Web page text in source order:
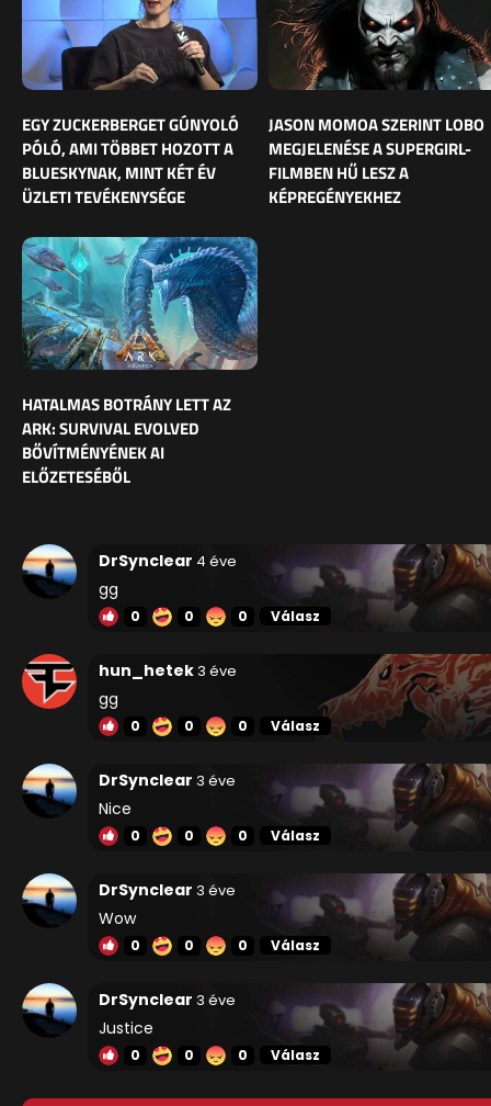
EGY ZUCKERBERGET GÚNYOLÓ
PÓLÓ, AMI TÖBBET HOZOTT A
BLUESKYNAK, MINT KÉT ÉV
ÜZLETI TEVÉKENYSÉGE
JASON MOMOA SZERINT LOBO
MEGJELENÉSE A SUPERGIRL-
FILMBEN HŰ LESZ A
KÉPREGÉNYEKHEZ
HATALMAS BOTRÁNY LETT AZ
ARK: SURVIVAL EVOLVED
BŐVÍTMÉNYÉNEK AI
ELŐZETESÉBŐL
DrSynclear 4 éve
gg
0 0 0 Válasz
hun_hetek3 éve
gg
0 0 0 Válasz
DrSynclear 3 éve
Nice
0 0 0 Válasz
DrSynclear 3 éve
Wow
0 0 0 Válasz
DrSynclear 3 éve
Justice
0 0 0 Válasz